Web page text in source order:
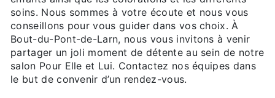
soins. Nous sommes à votre écoute et nous vous
conseillons pour vous guider dans vos choix. À
Bout-du-Pont-de-Larn, nous vous invitons à venir
partager un joli moment de détente au sein de notre
salon Pour Elle et Lui. Contactez nos équipes dans
le but de convenir d’un rendez-vous.